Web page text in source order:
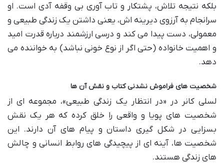
بلکه نتیجه تلاش، پشتکار و تاب آوری بی وقفه آدی است. او
سرانجام به آرزوی دیرینه اش، یعنی داشتن یک زندگی طبیعی و
معمولی، دست پیدا می کند و درسی ارزشمند درباره قدرت امید
و اهمیت خانواده (حتی اگر از نوع خونی نباشد) به خواننده می
دهد.
شخصیت های فراموش نشدنی کتاب و نقش آن ها
لسلی کانر در «در انتظار یک زندگی طبیعی»، مجموعه ای از
شخصیت های پویا و واقعی را خلق کرده که هر یک نقش
بسزایی در شکل گیری داستان و پیام های آن دارند. این
شخصیت ها، آینه ای از پیچیدگی های روابط انسانی و چالش
های زندگی هستند.